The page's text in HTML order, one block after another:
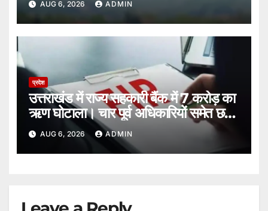
AUG 6, 2026 ADMIN
प्रदेश
उत्तराखंड में राज्य सहकारी बैंक में 7 करोड़ का
ऋण घोटाला। चार पूर्व अधिकारियों समेत छह
पर FIR
AUG 6, 2026 ADMIN